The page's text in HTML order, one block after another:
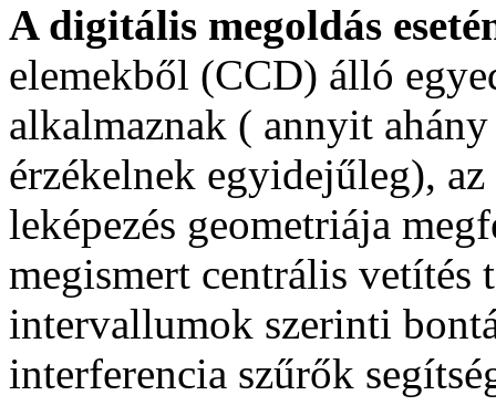
A digitális megoldás
elemekből (CCD) álló
alkalmaznak ( annyit
érzékelnek egyidejűleg),
leképezés geometriája
megismert centrális vetítés
intervallumok szerinti
interferencia szűrők